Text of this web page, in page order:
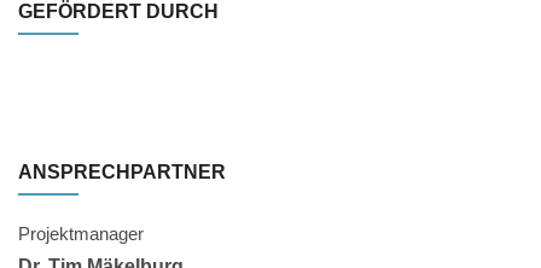
GEFÖRDERT DURCH
ANSPRECHPARTNER
Projektmanager